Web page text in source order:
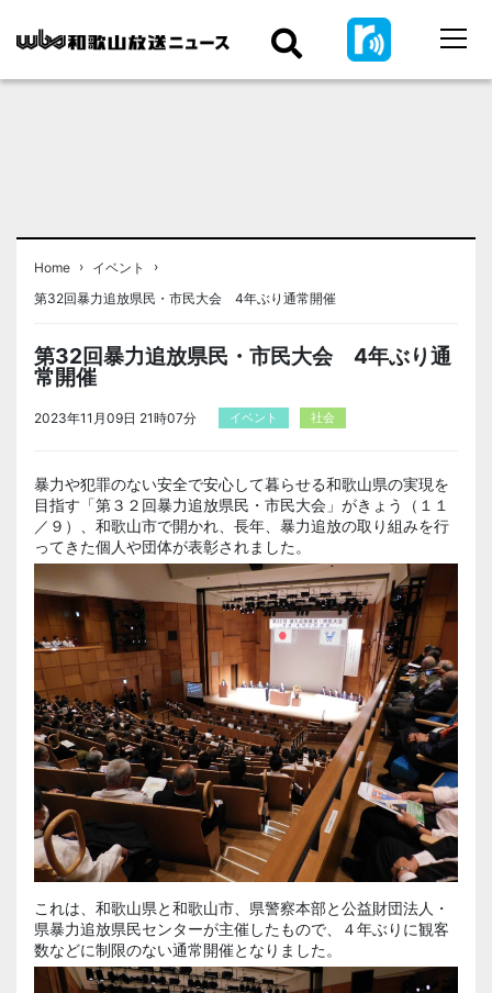
Home › イベント
›
第32回暴力追放県民・市民大会 4年ぶり通常開催
第32回暴力追放県民・市民大会 4年ぶり通
常開催
2023年11月09日 21時07分 イベント 社会
暴力や犯罪のない安全で安心して暮らせる和歌山県の実現を
目指す「第３２回暴力追放県民・市民大会」がきょう（１１
／９）、和歌山市で開かれ、長年、暴力追放の取り組みを行
ってきた個人や団体が表彰されました。
これは、和歌山県と和歌山市、県警察本部と公益財団法人・
県暴力追放県民センターが主催したもので、４年ぶりに観客
数などに制限のない通常開催となりました。